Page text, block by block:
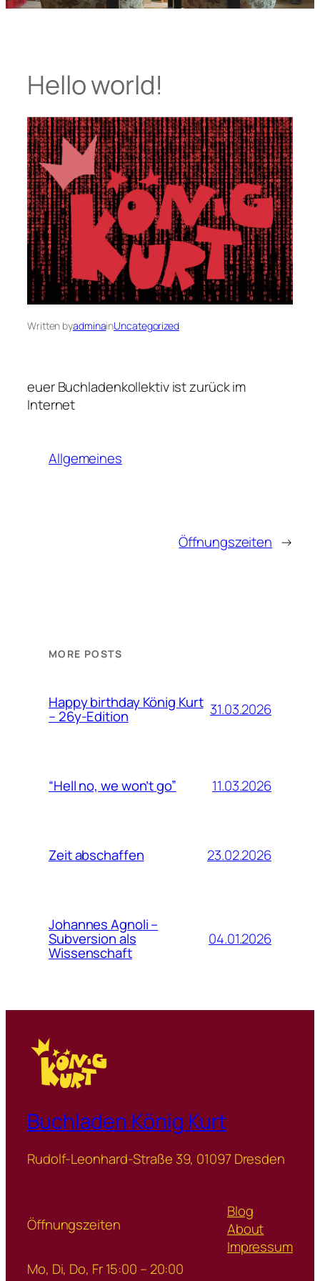
Hello world!
Written byadminainUncategorized
euer Buchladenkollektiv ist zurück im
Internet
Allgemeines
Öffnungszeiten →
MORE POSTS
Happy birthday König Kurt
– 26y-Edition 31.03.2026
“Hell no, we won’t go” 11.03.2026
Zeit abschaffen 23.02.2026
Johannes Agnoli –
Subversion als
Wissenschaft
04.01.2026
Buchladen König Kurt
Rudolf-Leonhard-Straße 39, 01097 Dresden
Öffnungszeiten
Mo, Di, Do, Fr 15:00 – 20:00
Blog
About
Impressum